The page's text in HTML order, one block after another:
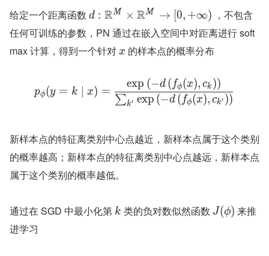
给定一个距离函数 d : RM × RM → [0, +∞) ，不包含
任何可训练的参数，PN 通过在嵌入空间中对距离进行 soft
max 计算，得到一个针对 x 的样本点的概率分布
pϕ(y = k x) =
∑k′ exp (−d ( fϕ(x), ck′ ))
exp (−d ( fϕ(x), ck ))
新样本点的特征离类别中心点越近，新样本点属于这个类别
的概率越高；新样本点的特征离类别中心点越远，新样本点
属于这个类别的概率越低。
通过在 SGD 中最小化第 k 类的负对数似然函数 J(ϕ) 来推
进学习